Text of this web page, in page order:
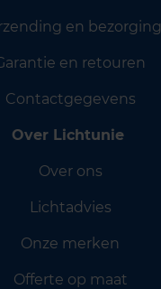
en bezorging
en retouren
Contactgegevens
Over Lichtunie
Over ons
Lichtadvies
Onze merken
Offerte op maat